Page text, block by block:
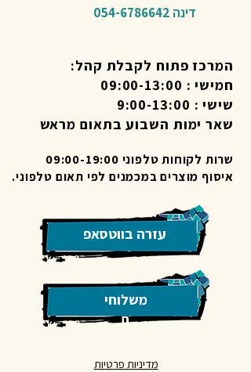
דינה 054-6786642
המרכז פתוח לקבלת קהל:
חמישי : 09:00-13:00
שישי : 9:00-13:00
שאר ימות השבוע בתאום מראש
שרות לקוחות טלפוני 09:00-19:00
איסוף מוצרים במכמנים לפי תאום טלפוני.
עזרה בווטסאפ
משלוחי
ם
מדיניות פרטיות